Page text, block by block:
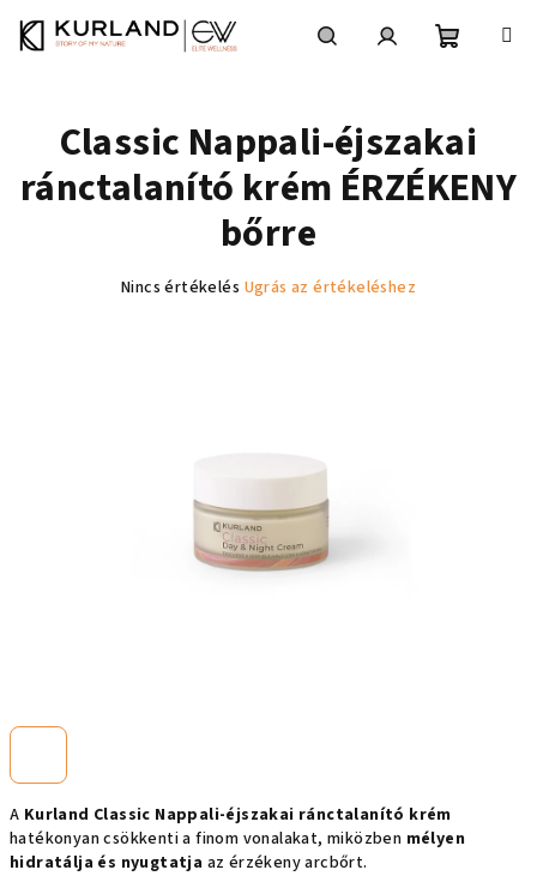
A Kurland Classic Nappali-éjszakai ránctalanító krém
hatékonyan csökkenti a finom vonalakat, miközben mélyen
hidratálja és nyugtatja az érzékeny arcbőrt.
Classic Nappali-éjszakai
ránctalanító krém ÉRZÉKENY
bőrre
A
Nincs értékelés Ugrás az értékeléshez